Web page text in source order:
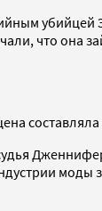
что она
моды